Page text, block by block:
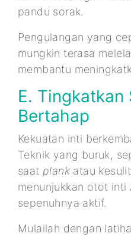
pandu sorak.
Pengulangan yang
mungkin terasa
membantu
E. Tingkatkan
Bertahap
Kekuatan inti
Teknik yang buruk,
saat plank atau
menunjukkan otot inti
sepenuhnya aktif.
Mulailah dengan